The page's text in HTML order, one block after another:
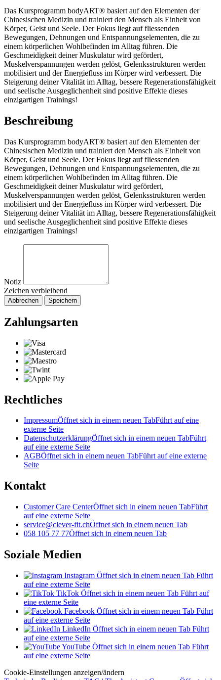
Das Kursprogramm bodyART® basiert auf den Elementen der
Chinesischen Medizin und trainiert den Mensch als Einheit von
Körper, Geist und Seele. Der Fokus liegt auf fliessenden
Bewegungen, Dehnungen und Entspannungselementen, die zu
einem körperlichen Wohlbefinden im Alltag führen. Die
Geschmeidigkeit deiner Muskulatur wird gefördert,
Muskelverspannungen werden gelöst, Gelenksstrukturen werden
mobilisiert und der Energiefluss im Körper wird verbessert. Die
Steigerung deiner Vitalität im Alltag, bessere Regenerationsfähigkeit
und seelische Ausgeglichenheit sind positive Effekte dieses
einzigartigen Trainings!
Beschreibung
Das Kursprogramm bodyART® basiert auf den Elementen der
Chinesischen Medizin und trainiert den Mensch als Einheit von
Körper, Geist und Seele. Der Fokus liegt auf fliessenden
Bewegungen, Dehnungen und Entspannungselementen, die zu
einem körperlichen Wohlbefinden im Alltag führen. Die
Geschmeidigkeit deiner Muskulatur wird gefördert,
Muskelverspannungen werden gelöst, Gelenksstrukturen werden
mobilisiert und der Energiefluss im Körper wird verbessert. Die
Steigerung deiner Vitalität im Alltag, bessere Regenerationsfähigkeit
und seelische Ausgeglichenheit sind positive Effekte dieses
einzigartigen Trainings!
Notiz
Zeichen verbleibend
Abbrechen Speichern
Zahlungsarten
Rechtliches
ImpressumÖffnet sich in einem neuen TabFührt auf eine
externe Seite
DatenschutzerklärungÖffnet sich in einem neuen TabFührt
auf eine externe Seite
AGBÖffnet sich in einem neuen TabFührt auf eine externe
Seite
Kontakt
Customer Care CenterÖffnet sich in einem neuen TabFührt
auf eine externe Seite
service@clever-fit.chÖffnet sich in einem neuen Tab
058 105 77 77Öffnet sich in einem neuen Tab
Soziale Medien
Instagram Öffnet sich in einem neuen Tab Führt
auf eine externe Seite
TikTok Öffnet sich in einem neuen Tab Führt auf
eine externe Seite
Facebook Öffnet sich in einem neuen Tab Führt
auf eine externe Seite
LinkedIn Öffnet sich in einem neuen Tab Führt
auf eine externe Seite
YouTube Öffnet sich in einem neuen Tab Führt
auf eine externe Seite
Cookie-Einstellungen anzeigen/ändern